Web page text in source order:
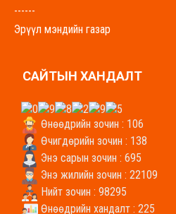
------
Эрүүл мэндийн газар
-------
Хүнс, хөдөө аж ахуйн газар
uhaag.gs.gov.mn
-------
Боловсрол, соёл, урлагийн газар
bolovsrol.gs.gov.mn
САЙТЫН ХАНДАЛТ
Өнөөдрийн зочин : 106
Өчигдөрийн зочин : 138
Энэ сарын зочин : 695
Энэ жилийн зочин : 22109
Нийт зочин : 98295
Өнөөдрийн хандалт : 225